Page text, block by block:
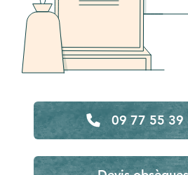
09 77 55 39